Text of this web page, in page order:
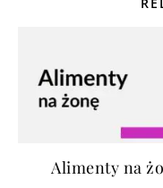
Alimenty na